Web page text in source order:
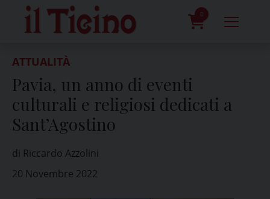
content
0
ATTUALITÀ
Pavia, un anno di eventi
culturali e religiosi dedicati a
Sant’Agostino
di Riccardo Azzolini
20 Novembre 2022